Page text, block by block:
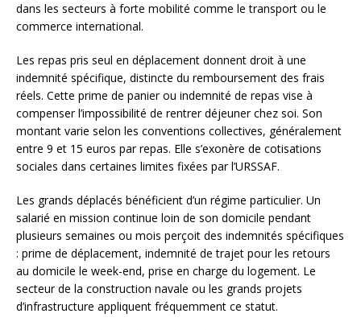
dans les secteurs à forte mobilité comme le transport ou le
commerce international.
Les repas pris seul en déplacement donnent droit à une
indemnité spécifique, distincte du remboursement des frais
réels. Cette prime de panier ou indemnité de repas vise à
compenser l’impossibilité de rentrer déjeuner chez soi. Son
montant varie selon les conventions collectives, généralement
entre 9 et 15 euros par repas. Elle s’exonère de cotisations
sociales dans certaines limites fixées par l’URSSAF.
Les grands déplacés bénéficient d’un régime particulier. Un
salarié en mission continue loin de son domicile pendant
plusieurs semaines ou mois perçoit des indemnités spécifiques
: prime de déplacement, indemnité de trajet pour les retours
au domicile le week-end, prise en charge du logement. Le
secteur de la construction navale ou les grands projets
d’infrastructure appliquent fréquemment ce statut.